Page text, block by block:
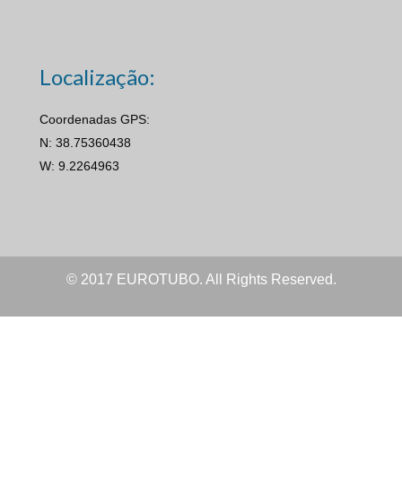
Localização:
Coordenadas GPS:
N: 38.75360438
W: 9.2264963
© 2017 EUROTUBO. All Rights Reserved.